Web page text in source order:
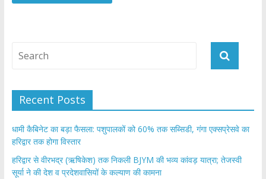
Recent Posts
​धामी कैबिनेट का बड़ा फैसला: पशुपालकों को 60% तक सब्सिडी, गंगा एक्सप्रेसवे का
हरिद्वार तक होगा विस्तार
​हरिद्वार से वीरभद्र (ऋषिकेश) तक निकली BJYM की भव्य कांवड़ यात्रा; तेजस्वी
सूर्या ने की देश व प्रदेशवासियों के कल्याण की कामना